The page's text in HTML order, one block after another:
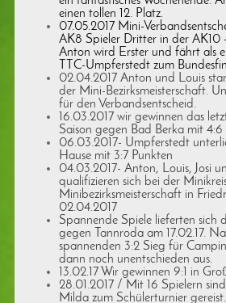
einen tollen 12. Platz.
07.05.2017 Mini-
AK8 Spieler Dritter in der AK10
Anton wird Erster und fährt als
TTC-Umpferstedt zum
02.04.2017 Anton und Louis
der Mini-Bezirksmeisterschaft.
für den Verbandsentscheid.
16.03.2017 wir gewinnen das
Saison gegen Bad Berka mit 4:6
06.03.2017- Umpferstedt
Hause mit 3:7 Punkten
04.03.2017- Anton, Louis, Josi
qualifizieren sich bei der
Minibezirksmeisterschaft in
02.04.2017
Spannende Spiele lieferten sich
gegen Tannroda am 17.02.17.
spannenden 3:2 Sieg für
dann noch unentschieden aus.
13.02.17 Wir gewinnen 9:1 in
28.01.2017 / Mit 16 Spielern
Milda zum Schülerturnier gereist.